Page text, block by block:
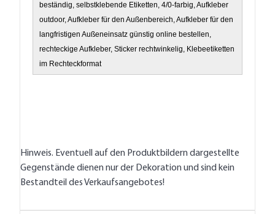
beständig, selbstklebende Etiketten, 4/0-farbig, Aufkleber
outdoor, Aufkleber für den Außenbereich, Aufkleber für den
langfristigen Außeneinsatz günstig online bestellen,
rechteckige Aufkleber, Sticker rechtwinkelig, Klebeetiketten
im Rechteckformat
Hinweis. Eventuell auf den Produktbildern dargestellte
Gegenstände dienen nur der Dekoration und sind kein
Bestandteil des Verkaufsangebotes!